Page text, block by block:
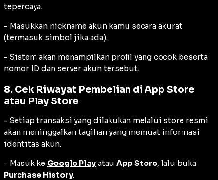
tepercaya.
- Masukkan nickname akun kamu secara akurat
(termasuk simbol jika ada).
- Sistem akan menampilkan profil yang cocok beserta
nomor ID dan server akun tersebut.
8. Cek Riwayat Pembelian di App Store
atau Play Store
- Setiap transaksi yang dilakukan melalui store resmi
akan meninggalkan tagihan yang memuat informasi
identitas akun.
- Masuk ke Google Play atau App Store, lalu buka
Purchase History.